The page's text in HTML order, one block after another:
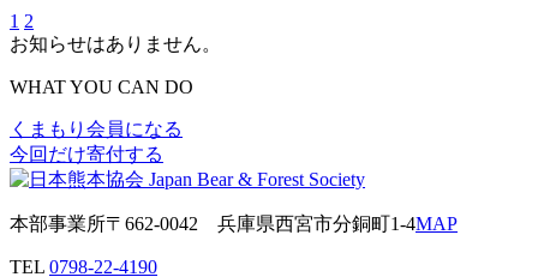
1 2
お知らせはありません。
WHAT YOU CAN DO
くまもり会員になる
今回だけ寄付する
本部事業所〒662-0042 兵庫県西宮市分銅町1-4MAP
TEL 0798-22-4190